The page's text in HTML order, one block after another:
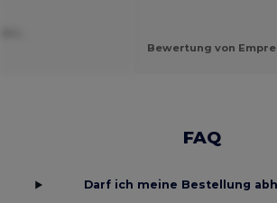
Bewertung von
FAQ
Darf ich meine Bestellung